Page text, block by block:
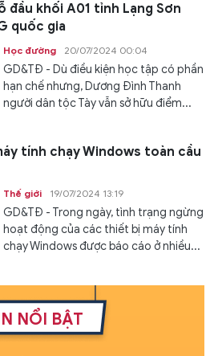
đầu khối A01 tỉnh Lạng Sơn
quốc gia
Học đường 20/07/2024 00:04
GD&TĐ - Dù điều kiện học tập có phần
hạn chế nhưng, Dương Đình Thanh
người dân tộc Tày vẫn sở hữu điểm...
tính chạy Windows toàn cầu
Thế giới 19/07/2024 13:19
GD&TĐ - Trong ngày, tình trạng ngừng
hoạt động của các thiết bị máy tính
chạy Windows được báo cáo ở nhiều...
NỔI BẬT